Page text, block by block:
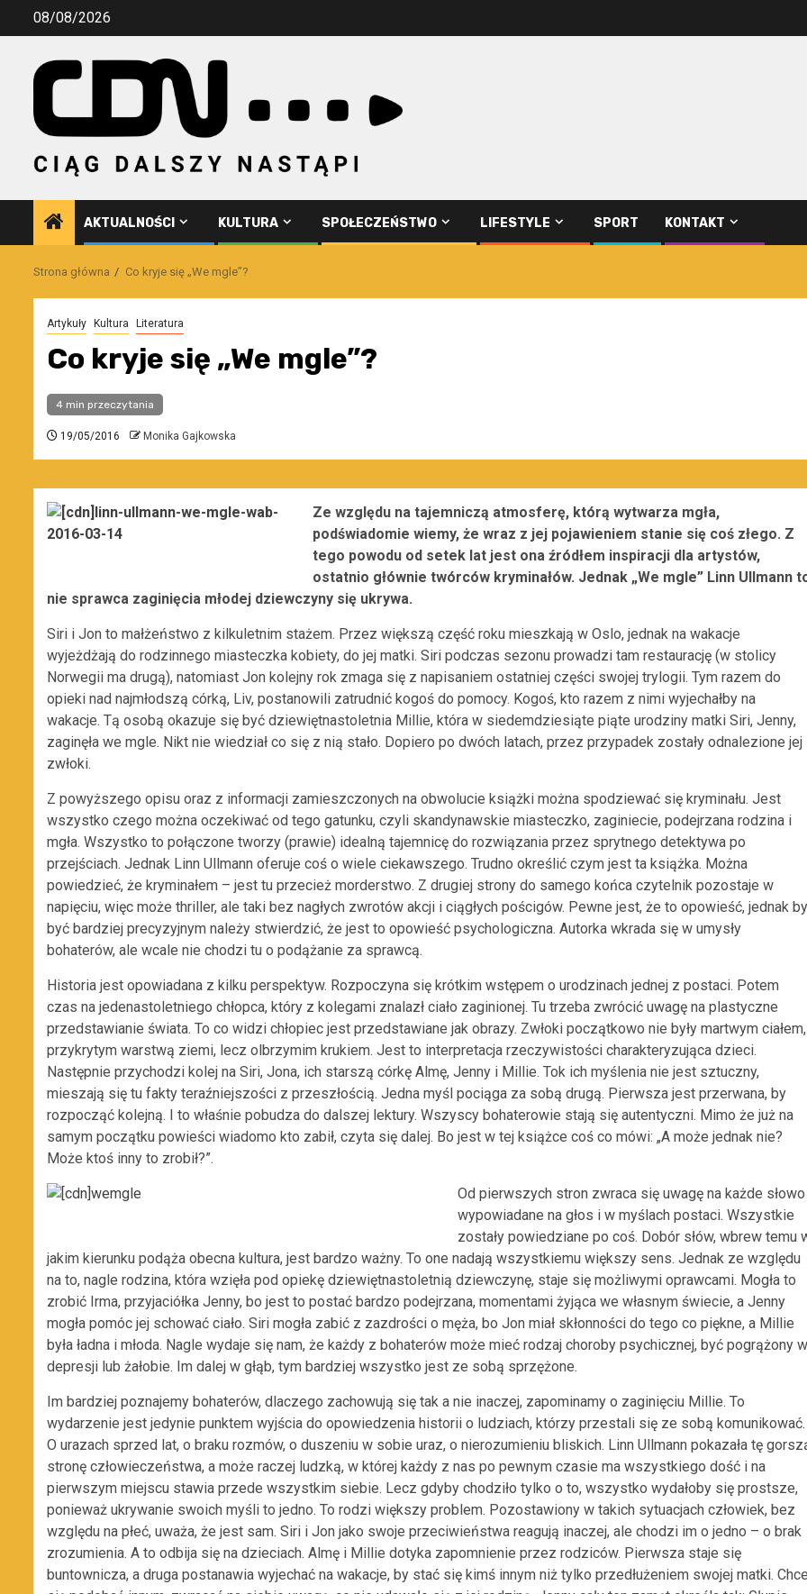
Przejdź08/08/2026
AKTUALNOŚCI KULTURA SPOŁECZEŃSTWO LIFESTYLE SPORT KONTAKT
Strona główna Co kryje się „We mgle”?
Artykuły Kultura Literatura
Co kryje się „We mgle”?
4 min przeczytania
19/05/2016 Monika Gajkowska
Ze względu na tajemniczą atmosferę, którą wytwarza mgła,
podświadomie wiemy, że wraz z jej pojawieniem stanie się coś złego. Z
tego powodu od setek lat jest ona źródłem inspiracji dla artystów,
ostatnio głównie twórców kryminałów. Jednak „We mgle” Linn Ullmann
nie sprawca zaginięcia młodej dziewczyny się ukrywa.
Siri i Jon to małżeństwo z kilkuletnim stażem. Przez większą część roku mieszkają w Oslo, jednak na wakacje
wyjeżdżają do rodzinnego miasteczka kobiety, do jej matki. Siri podczas sezonu prowadzi tam restaurację (w stolicy
Norwegii ma drugą), natomiast Jon kolejny rok zmaga się z napisaniem ostatniej części swojej trylogii. Tym razem do
opieki nad najmłodszą córką, Liv, postanowili zatrudnić kogoś do pomocy. Kogoś, kto razem z nimi wyjechałby na
wakacje. Tą osobą okazuje się być dziewiętnastoletnia Millie, która w siedemdziesiąte piąte urodziny matki Siri, Jenny,
zaginęła we mgle. Nikt nie wiedział co się z nią stało. Dopiero po dwóch latach, przez przypadek zostały odnalezione jej
zwłoki.
Z powyższego opisu oraz z informacji zamieszczonych na obwolucie książki można spodziewać się kryminału. Jest
wszystko czego można oczekiwać od tego gatunku, czyli skandynawskie miasteczko, zaginiecie, podejrzana rodzina i
mgła. Wszystko to połączone tworzy (prawie) idealną tajemnicę do rozwiązania przez sprytnego detektywa po
przejściach. Jednak Linn Ullmann oferuje coś o wiele ciekawszego. Trudno określić czym jest ta książka. Można
powiedzieć, że kryminałem – jest tu przecież morderstwo. Z drugiej strony do samego końca czytelnik pozostaje w
napięciu, więc może thriller, ale taki bez nagłych zwrotów akcji i ciągłych pościgów. Pewne jest, że to opowieść, jednak by
być bardziej precyzyjnym należy stwierdzić, że jest to opowieść psychologiczna. Autorka wkrada się w umysły
bohaterów, ale wcale nie chodzi tu o podążanie za sprawcą.
Historia jest opowiadana z kilku perspektyw. Rozpoczyna się krótkim wstępem o urodzinach jednej z postaci. Potem
czas na jedenastoletniego chłopca, który z kolegami znalazł ciało zaginionej. Tu trzeba zwrócić uwagę na plastyczne
przedstawianie świata. To co widzi chłopiec jest przedstawiane jak obrazy. Zwłoki początkowo nie były martwym ciałem,
przykrytym warstwą ziemi, lecz olbrzymim krukiem. Jest to interpretacja rzeczywistości charakteryzująca dzieci.
Następnie przychodzi kolej na Siri, Jona, ich starszą córkę Almę, Jenny i Millie. Tok ich myślenia nie jest sztuczny,
mieszają się tu fakty teraźniejszości z przeszłością. Jedna myśl pociąga za sobą drugą. Pierwsza jest przerwana, by
rozpocząć kolejną. I to właśnie pobudza do dalszej lektury. Wszyscy bohaterowie stają się autentyczni. Mimo że już na
samym początku powieści wiadomo kto zabił, czyta się dalej. Bo jest w tej książce coś co mówi: „A może jednak nie?
Może ktoś inny to zrobił?”.
Od pierwszych stron zwraca się uwagę na każde słowo
wypowiadane na głos i w myślach postaci. Wszystkie
zostały powiedziane po coś. Dobór słów, wbrew temu
jakim kierunku podąża obecna kultura, jest bardzo ważny. To one nadają wszystkiemu większy sens. Jednak ze względu
na to, nagle rodzina, która wzięła pod opiekę dziewiętnastoletnią dziewczynę, staje się możliwymi oprawcami. Mogła to
zrobić Irma, przyjaciółka Jenny, bo jest to postać bardzo podejrzana, momentami żyjąca we własnym świecie, a Jenny
mogła pomóc jej schować ciało. Siri mogła zabić z zazdrości o męża, bo Jon miał skłonności do tego co piękne, a Millie
była ładna i młoda. Nagle wydaje się nam, że każdy z bohaterów może mieć rodzaj choroby psychicznej, być pogrążony w
depresji lub żałobie. Im dalej w głąb, tym bardziej wszystko jest ze sobą sprzężone.
Im bardziej poznajemy bohaterów, dlaczego zachowują się tak a nie inaczej, zapominamy o zaginięciu Millie. To
wydarzenie jest jedynie punktem wyjścia do opowiedzenia historii o ludziach, którzy przestali się ze sobą komunikować.
O urazach sprzed lat, o braku rozmów, o duszeniu w sobie uraz, o nierozumieniu bliskich. Linn Ullmann pokazała tę
stronę człowieczeństwa, a może raczej ludzką, w której każdy z nas po pewnym czasie ma wszystkiego dość i na
pierwszym miejscu stawia przede wszystkim siebie. Lecz gdyby chodziło tylko o to, wszystko wydałoby się prostsze,
ponieważ ukrywanie swoich myśli to jedno. To rodzi większy problem. Pozostawiony w takich sytuacjach człowiek, bez
względu na płeć, uważa, że jest sam. Siri i Jon jako swoje przeciwieństwa reagują inaczej, ale chodzi im o jedno – o brak
zrozumienia. A to odbija się na dzieciach. Almę i Millie dotyka zapomnienie przez rodziców. Pierwsza staje się
buntownicza, a druga postanawia wyjechać na wakacje, by stać się kimś innym niż tylko przedłużeniem swojej matki.